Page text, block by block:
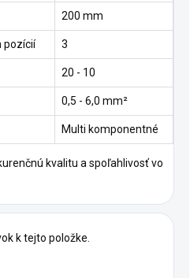
200 mm
pozícií 3
20 - 10
0,5 - 6,0 mm²
Multi komponentné
kvalitu a spoľahlivosť vo
k tejto položke.